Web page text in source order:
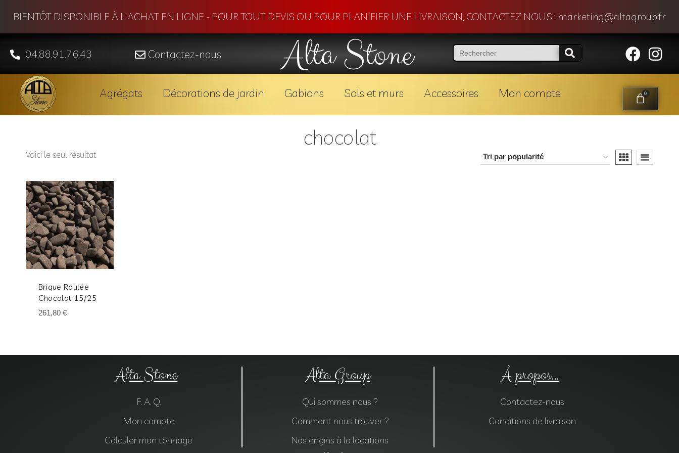
BIENTÔT DISPONIBLE À L'ACHAT EN LIGNE - POUR TOUT DEVIS OU POUR PLANIFIER UNE LIVRAISON, CONTACTEZ NOUS : marketing@altagroup.fr
04.88.91.76.43 Contactez-nous Alta Stone
Agrégats Décorations de jardin Gabions Sols et murs Accessoires Mon compte 0
chocolat
Voici le seul résultat
Brique Roulée
Chocolat 15/25
261,80 €
Alta Stone
F. A. Q.
Mon compte
Calculer mon tonnage
Alta Group
Qui sommes nous ?
Comment nous trouver ?
Nos engins à la locations
À propos...
Contactez-nous
Conditions de livraison